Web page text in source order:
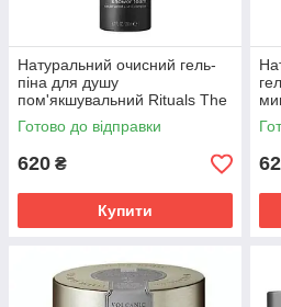
Натуральний очисний гель-
піна для душу
пом'якшувальний Rituals The
Ritual of Homme 200 мл,
Ритуалс
Готово до відправки
620 ₴
Купити
Of